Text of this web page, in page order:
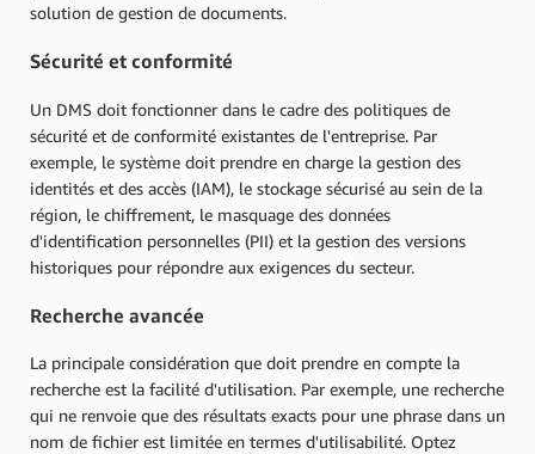
solution de gestion de documents.
Sécurité et conformité
Un DMS doit fonctionner dans le cadre des politiques de
sécurité et de conformité existantes de l'entreprise. Par
exemple, le système doit prendre en charge la gestion des
identités et des accès (IAM), le stockage sécurisé au sein de la
région, le chiffrement, le masquage des données
d'identification personnelles (PII) et la gestion des versions
historiques pour répondre aux exigences du secteur.
Recherche avancée
La principale considération que doit prendre en compte la
recherche est la facilité d'utilisation. Par exemple, une recherche
qui ne renvoie que des résultats exacts pour une phrase dans un
nom de fichier est limitée en termes d'utilisabilité. Optez